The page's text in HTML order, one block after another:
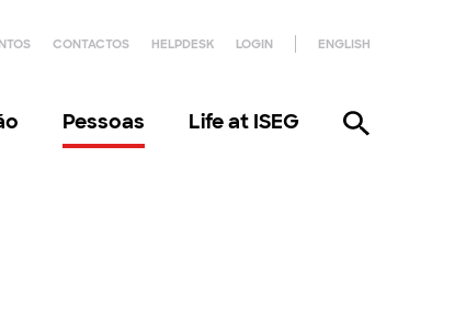
CONTACTOS HELPDESK LOGIN ENGLISH
Pessoas Life at ISEG